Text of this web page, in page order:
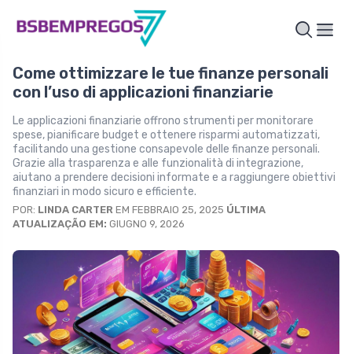
Come ottimizzare le tue finanze personali
con l’uso di applicazioni finanziarie
Le applicazioni finanziarie offrono strumenti per monitorare
spese, pianificare budget e ottenere risparmi automatizzati,
facilitando una gestione consapevole delle finanze personali.
Grazie alla trasparenza e alle funzionalità di integrazione,
aiutano a prendere decisioni informate e a raggiungere obiettivi
finanziari in modo sicuro e efficiente.
POR: LINDA CARTER EM FEBBRAIO 25, 2025 ÚLTIMA
ATUALIZAÇÃO EM: GIUGNO 9, 2026